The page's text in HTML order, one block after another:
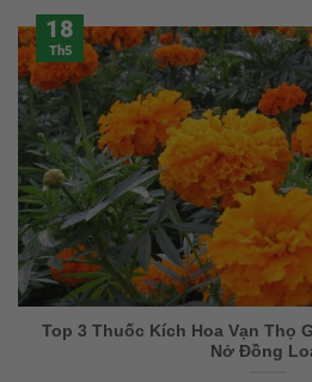
Top 3 Thuốc Kích Hoa Vạn Thọ
Nở Đồng
18
Th5